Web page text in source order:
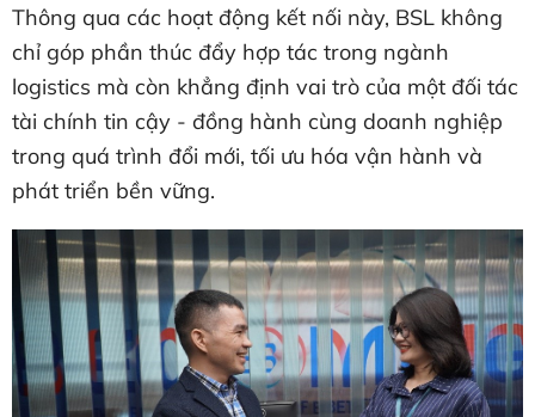
Thông qua các hoạt động kết nối này, BSL không
chỉ góp phần thúc đẩy hợp tác trong ngành
logistics mà còn khẳng định vai trò của một đối tác
tài chính tin cậy - đồng hành cùng doanh nghiệp
trong quá trình đổi mới, tối ưu hóa vận hành và
phát triển bền vững.